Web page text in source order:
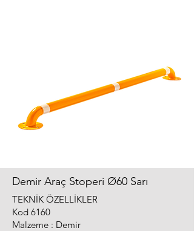
Demir Araç Stoperi Ø60 Sarı
TEKNİK ÖZELLİKLER
Kod 6160
Malzeme : Demir